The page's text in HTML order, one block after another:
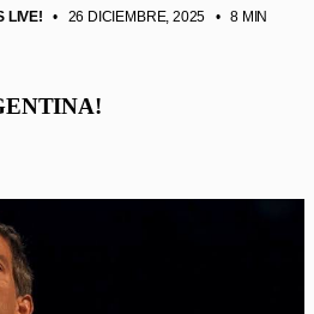
LIVE! • 26 DICIEMBRE, 2025 • 8 MIN